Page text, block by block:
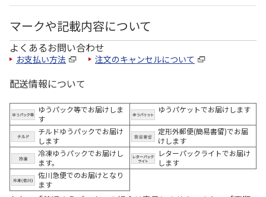
マークや記載内容について
よくあるお問い合わせ
お支払い方法 注文のキャンセルについて
配送情報について
ゆうパック等でお届けしま
す
ゆうパケットでお届けします
チルドゆうパックでお届け
します
定形外郵便(簡易書留)でお届
けします
冷凍ゆうパックでお届けし
ます。
レターパックライトでお届け
します
佐川急便でのお届けとなり
ます